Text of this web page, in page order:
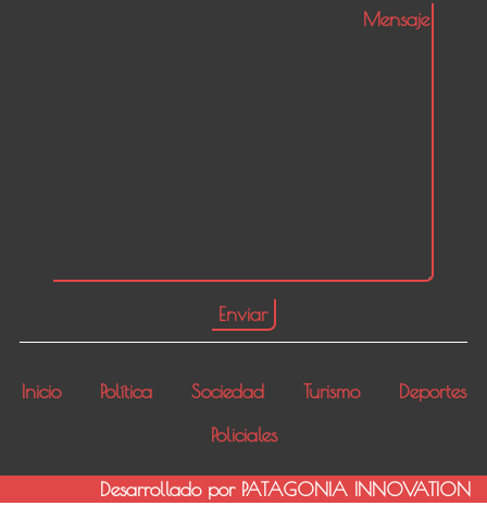
Inicio Política Sociedad Turismo
Deportes
Policiales
Desarrollado por PATAGONIA INNOVATION